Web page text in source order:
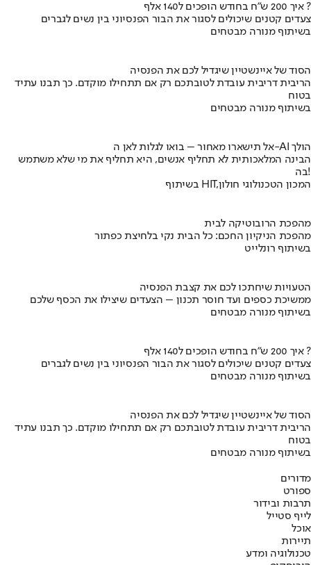
איך 200 ש"ח בחודש הופכים ל140 אלף ?
צעדים קטנים שיכולים לסגור את הבור הפנסיוני בין נשים לגברים
בשיתוף מנורה מבטחים
הסוד של איינשטיין שיגדיל לכם את הפנסיה
הריבית דריבית עובדת לטובתכם רק אם תתחילו מוקדם. כך תבנו עתיד
בטוח
בשיתוף מנורה מבטחים
אל תישארו מאחור – בואו לגלות לאן ה-AI הולך
הבינה המלאכותית לא תחליף אנשים, היא תחליף את מי שלא משתמש
בה!
בשיתוף HIT,המכון הטכנולוגי חולון
מהפכת הרובוטיקה לבית
מהפכת הניקיון החכם: כל הבית נקי בלחיצת כפתור
בשיתוף רונלייט
הטעויות שיחתכו לכם את קצבת הפנסיה
ממשיכת כספים ועד חוסר תכנון – הצעדים שיצילו את הכסף שלכם
בשיתוף מנורה מבטחים
איך 200 ש"ח בחודש הופכים ל140 אלף ?
צעדים קטנים שיכולים לסגור את הבור הפנסיוני בין נשים לגברים
בשיתוף מנורה מבטחים
הסוד של איינשטיין שיגדיל לכם את הפנסיה
הריבית דריבית עובדת לטובתכם רק אם תתחילו מוקדם. כך תבנו עתיד
בטוח
בשיתוף מנורה מבטחים
מדורים
ספורט
תרבות ובידור
לייף סטייל
אוכל
תיירות
טכנולוגיה ומדע